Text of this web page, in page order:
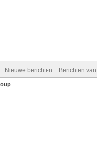
Nieuwe berichten Berichten